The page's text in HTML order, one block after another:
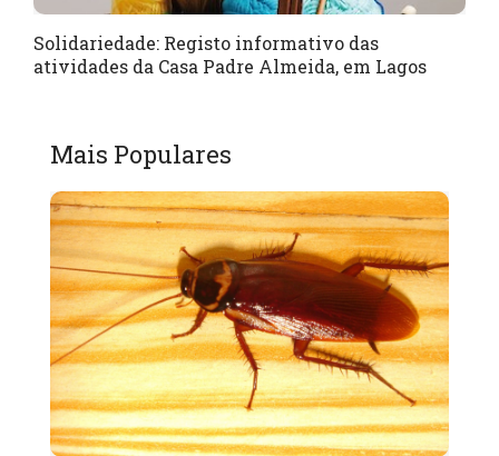
Solidariedade: Registo informativo das
atividades da Casa Padre Almeida, em Lagos
Mais Populares